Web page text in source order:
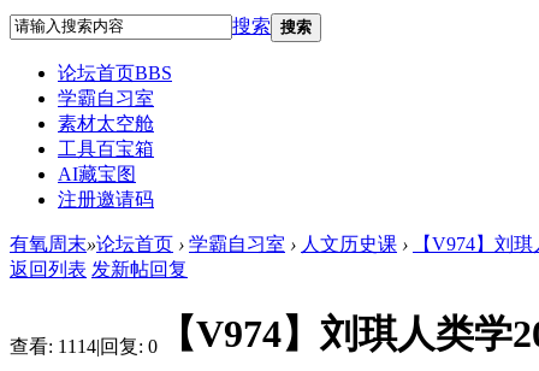
搜索 搜索
论坛首页BBS
学霸自习室
素材太空舱
工具百宝箱
AI藏宝图
注册邀请码
有氧周末»论坛首页 › 学霸自习室 › 人文历史课 ›
【V974】刘
返回列表 发新帖回复
查看: 1114|回复: 0 【V974】刘琪人类学